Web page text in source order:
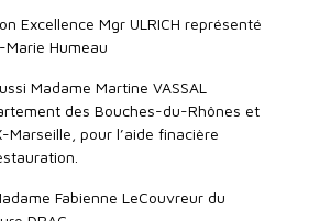
Excellence Mgr ULRICH représenté
Humeau
Madame Martine VASSAL
des Bouches-du-Rhônes et
Marseille, pour l’aide finacière
Fabienne LeCouvreur du